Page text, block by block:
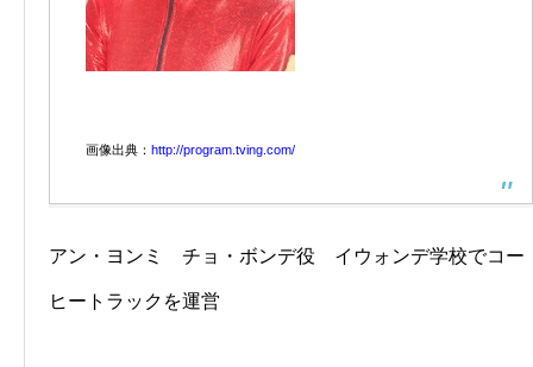
画像出典： http://program.tving.com/
アン・ヨンミ チョ・ボンデ役 イウォンデ学校でコー
ヒートラックを運営